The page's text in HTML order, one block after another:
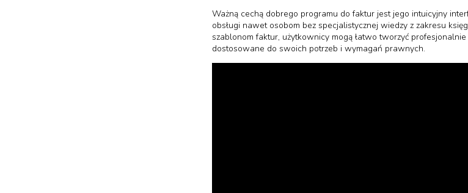
Ważną cechą dobrego programu do faktur jest jego intuicyjny
obsługi nawet osobom bez specjalistycznej wiedzy z zakresu
szablonom faktur, użytkownicy mogą łatwo tworzyć
dostosowane do swoich potrzeb i wymagań prawnych.